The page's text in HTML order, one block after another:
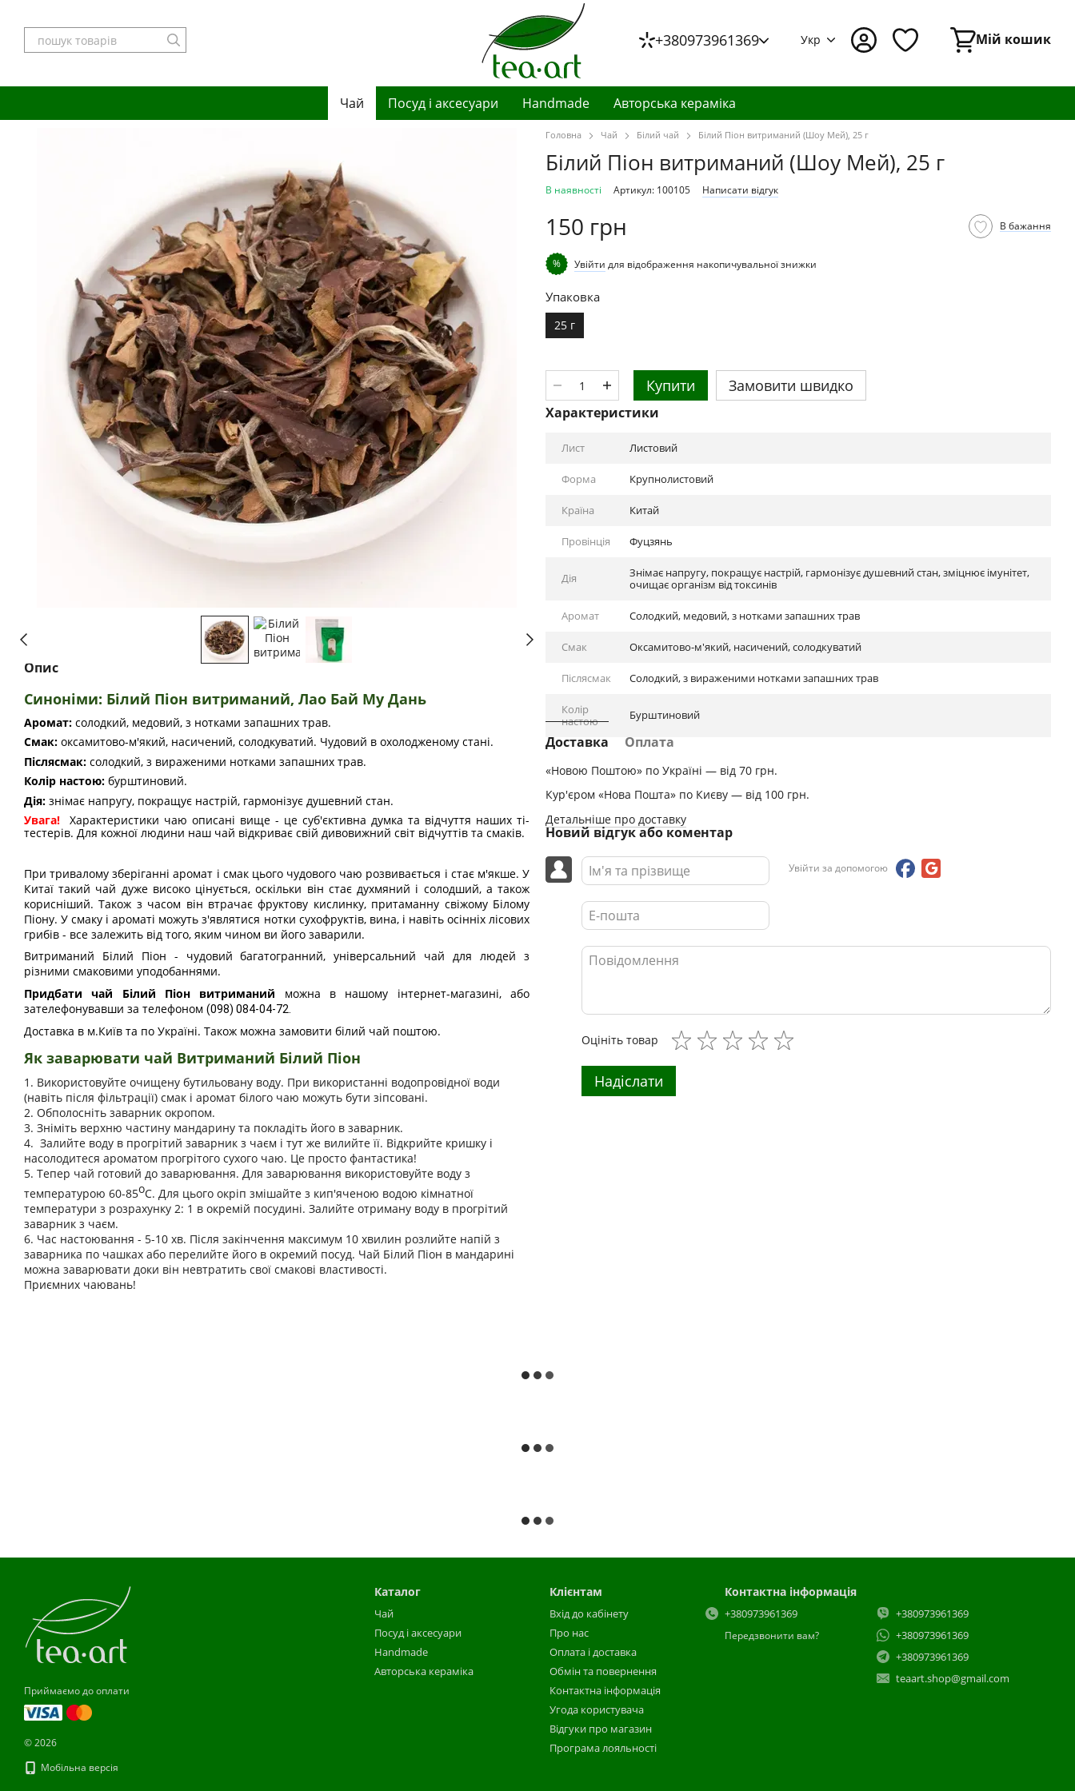
+380973961369 Укр Мій кошик
Чай Посуд і аксесуари Handmade Авторська кераміка
Опис
Синоніми: Білий Піон витриманий, Лао Бай Му Дань
Аромат: солодкий, медовий, з нотками запашних трав.
Смак: оксамитово-м'який, насичений, солодкуватий. Чудовий в охолодженому стані.
Післясмак: солодкий, з вираженими нотками запашних трав.
Колір настою: бурштиновий.
Дія: знімає напругу, покращує настрій, гармонізує душевний стан.
Увага!
Характеристики чаю описані вище - це суб'єктивна думка та відчуття наших ті-
тестерів. Для кожної людини наш чай відкриває свій дивовижний світ відчуттів та смаків.
При тривалому зберіганні аромат і смак цього чудового чаю розвивається і стає м'якше. У
Китаї такий чай дуже високо цінується, оскільки він стає духмяний і солодший, а також
корисніший. Також з часом він втрачає фруктову кислинку, притаманну свіжому Білому
Піону. У смаку і ароматі можуть з'являтися нотки сухофруктів, вина, і навіть осінніх лісових
грибів - все залежить від того, яким чином ви його заварили.
Витриманий Білий Піон - чудовий багатогранний, універсальний чай для людей з
різними смаковими уподобаннями.
Придбати чай Білий Піон витриманий можна в нашому інтернет-магазині, або
зателефонувавши за телефоном (098) 084-04-72.
Доставка в м.Київ та по Україні. Також можна замовити білий чай поштою.
Як заварювати чай Витриманий Білий Піон
1. Використовуйте очищену бутильовану воду. При використанні водопровідної води
(навіть після фільтрації) смак і аромат білого чаю можуть бути зіпсовані.
2. Обполосніть заварник окропом.
3. Зніміть верхню частину мандарину та покладіть його в заварник.
4. Залийте воду в прогрітий заварник з чаєм і тут же вилийте її. Відкрийте кришку і
насолодитеся ароматом прогрітого сухого чаю. Це просто фантастика!
5. Тепер чай готовий до заварювання. Для заварювання використовуйте воду з
температурою 60-85оС. Для цього окріп змішайте з кип'яченою водою кімнатної
температури з розрахунку 2: 1 в окремій посудині. Залийте отриману воду в прогрітий
заварник з чаєм.
6. Час настоювання - 5-10 хв. Після закінчення максимум 10 хвилин розлийте напій з
заварника по чашках або перелийте його в окремий посуд. Чай Білий Піон в мандарині
можна заварювати доки він невтратить свої смакові властивості.
Приємних чаювань!
Головна Чай Білий чай Білий Піон витриманий (Шоу Мей), 25 г
Білий Піон витриманий (Шоу Мей), 25 г
В наявності Артикул: 100105 Написати відгук
150 грн В бажання
% Увійти для відображення накопичувальної знижки
Упаковка
25 г
Купити Замовити швидко
Характеристики
Лист Листовий
Форма Крупнолистовий
Країна Китай
Провінція Фуцзянь
Дія
Знімає напругу, покращує настрій, гармонізує душевний стан, зміцнює імунітет,
очищає організм від токсинів
Аромат Солодкий, медовий, з нотками запашних трав
Смак Оксамитово-м'який, насичений, солодкуватий
Післясмак Солодкий, з вираженими нотками запашних трав
Колір
настою
Бурштиновий
Доставка Оплата
«Новою Поштою» по Україні — від 70 грн.
Кур'єром «Нова Пошта» по Києву — від 100 грн.
Детальніше про доставку
Новий відгук або коментар
Увійти за допомогою
Оцініть товар
Надіслати
Приймаємо до оплати
© 2026
Мобільна версія
Каталог
Чай
Посуд і аксесуари
Handmade
Авторська кераміка
Клієнтам
Вхід до кабінету
Про нас
Оплата і доставка
Обмін та повернення
Контактна інформація
Угода користувача
Відгуки про магазин
Програма лояльності
Контактна інформація
+380973961369
Передзвонити вам?
+380973961369
+380973961369
+380973961369
teaart.shop@gmail.com